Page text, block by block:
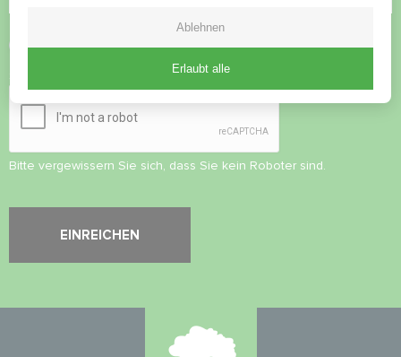
Datenschutzbestimmungenakzeptieren
Bitte vergewissern Sie sich, dass Sie kein Roboter sind.
Ablehnen
Erlaubt alle